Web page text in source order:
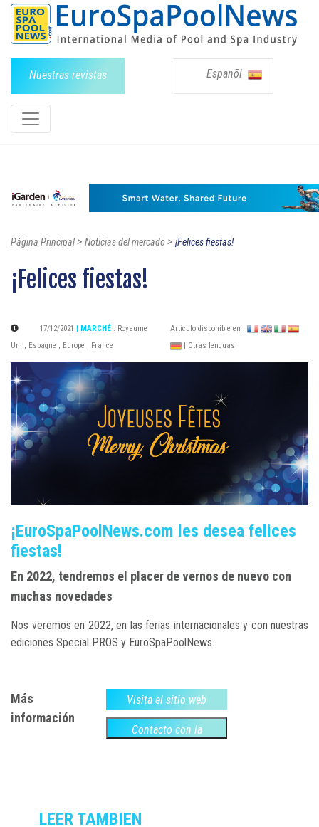
Nuestras revistas Espanõl
Página Principal> Noticias del mercado > ¡Felices fiestas!
¡Felices fiestas!
17/12/2021 | MARCHÉ : Royaume
Uni , Espagne , Europe , France
Artículo disponible en :
| Otras lenguas
¡EuroSpaPoolNews.com les desea felices
fiestas!
En 2022, tendremos el placer de vernos de nuevo con
muchas novedades
Nos veremos en 2022, en las ferias internacionales y con nuestras
ediciones Special PROS y EuroSpaPoolNews.
Más
información
Visita el sitio web
Contacto con la
LEER TAMBIEN